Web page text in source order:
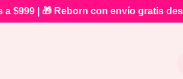
$999 | 🎁 Reborn con envío gratis